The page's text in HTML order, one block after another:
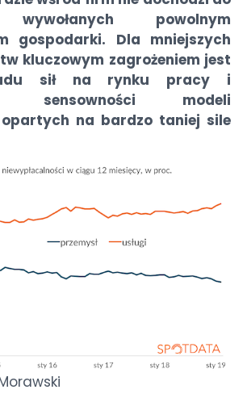
wywołanych powolnym
gospodarki. Dla mniejszych
kluczowym zagrożeniem jest
sił na rynku pracy i
sensowności modeli
opartych na bardzo taniej sile